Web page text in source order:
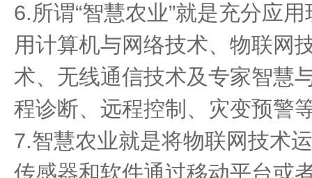
6.所谓“智慧农业”就是充分应
用计算机与网络技术、物联网
术、无线通信技术及专家智慧
程诊断、远程控制、灾变预警
7.智慧农业就是将物联网技术
传感器和软件通过移动平台或